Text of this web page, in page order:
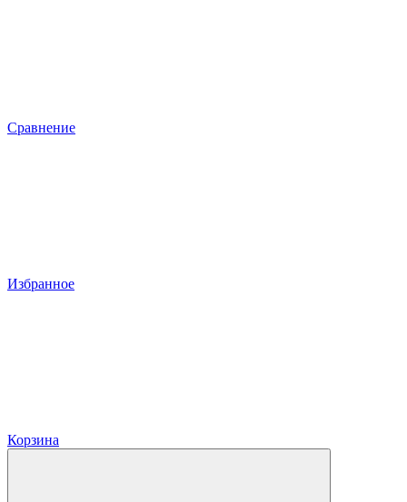
Сравнение
Избранное
Корзина